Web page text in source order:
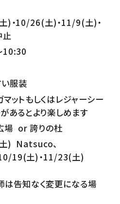
土) ・10/26(土)・11/9(土)・
10:30
服装
ットもしくはレジャーシー
あるとより楽しめます
場 or 誇りの杜
土) Natsuco、
19(土) ・11/23(土)
告知なく変更になる場